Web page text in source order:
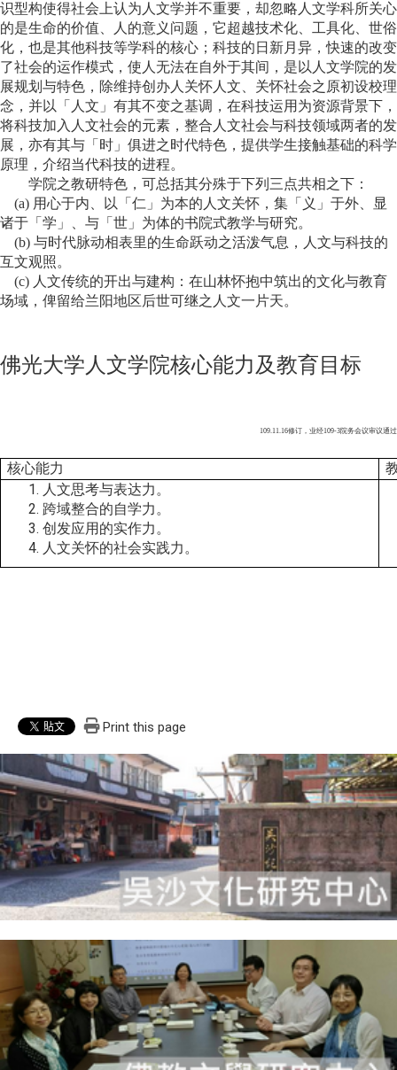
识型构使得社会上认为人文学并不重要，却忽略人文学科所关心
的是生命的价值、人的意义问题，它超越技术化、工具化、世俗
化，也是其他科技等学科的核心；科技的日新月异，快速的改变
了社会的运作模式，使人无法在自外于其间，是以人文学院的发
展规划与特色，除维持创办人关怀人文、关怀社会之原初设校理
念，并以「人文」有其不变之基调，在科技运用为资源背景下，
将科技加入人文社会的元素，整合人文社会与科技领域两者的发
展，亦有其与「时」俱进之时代特色，提供学生接触基础的科学
原理，介绍当代科技的进程。
学院之教研特色，可总括其分殊于下列三点共相之下：
(a) 用心于内、以「仁」为本的人文关怀，集「义」于外、显
诸于「学」、与「世」为体的书院式教学与研究。
(b) 与时代脉动相表里的生命跃动之活泼气息，人文与科技的
互文观照。
(c) 人文传统的开出与建构：在山林怀抱中筑出的文化与教育
场域，俾留给兰阳地区后世可继之人文一片天。
佛光大学人文学院核心能力及教育目标
109.11.16修订，业经109-3院务会议审议通过
核心能力
人文思考与表达力。
跨域整合的自学力。
创发应用的实作力。
人文关怀的社会实践力。
Print this page